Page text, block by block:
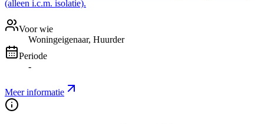
(alleen i.c.m. isolatie).
Voor wie
Woningeigenaar, Huurder
Periode
-
Meer informatie